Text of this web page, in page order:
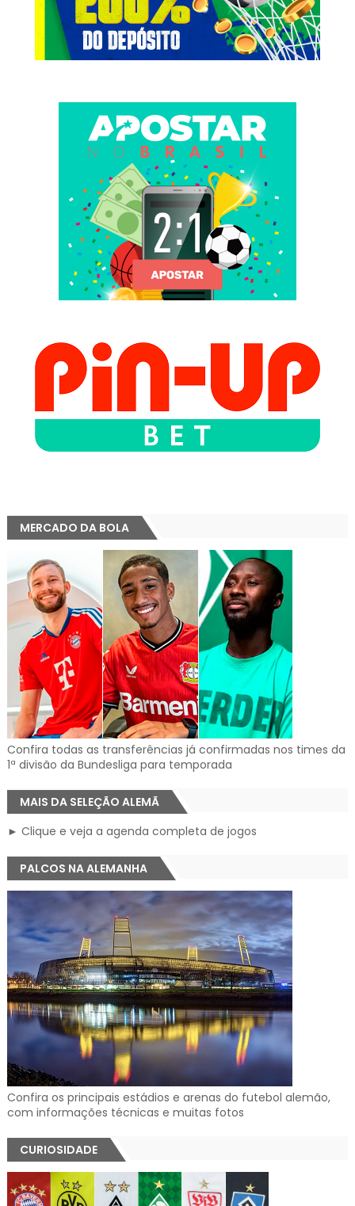
MERCADO DA BOLA
Confira todas as transferências já confirmadas nos times da
1ª divisão da Bundesliga para temporada
MAIS DA SELEÇÃO ALEMÃ
► Clique e veja a agenda completa de jogos
PALCOS NA ALEMANHA
Confira os principais estádios e arenas do futebol alemão,
com informações técnicas e muitas fotos
CURIOSIDADE